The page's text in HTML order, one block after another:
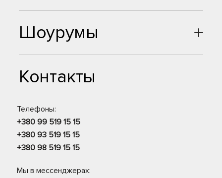
Шоурумы
Контакты
Телефоны:
+380 99 519 15 15
+380 93 519 15 15
+380 98 519 15 15
Мы в мессенджерах: